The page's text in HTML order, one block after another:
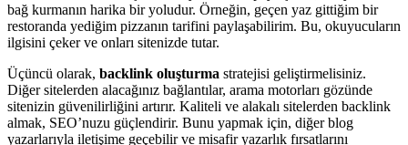
bağ kurmanın harika bir yoludur. Örneğin, geçen yaz gittiğim bir
restoranda yediğim pizzanın tarifini paylaşabilirim. Bu, okuyucuların
ilgisini çeker ve onları sitenizde tutar.
Üçüncü olarak, backlink oluşturma stratejisi geliştirmelisiniz.
Diğer sitelerden alacağınız bağlantılar, arama motorları gözünde
sitenizin güvenilirliğini artırır. Kaliteli ve alakalı sitelerden backlink
almak, SEO’nuzu güçlendirir. Bunu yapmak için, diğer blog
yazarlarıyla iletişime geçebilir ve misafir yazarlık fırsatlarını